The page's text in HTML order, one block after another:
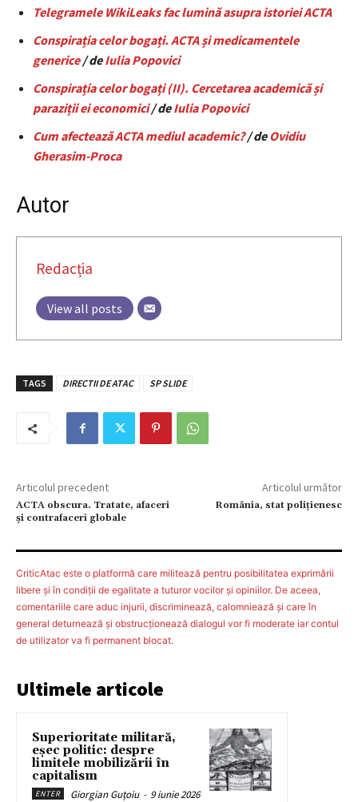
Telegramele WikiLeaks fac lumină asupra istoriei ACTA
Conspirația celor bogați. ACTA și medicamentele
generice/ deIulia Popovici
Conspirația celor bogați (II). Cercetarea academică și
paraziții ei economici/ deIulia Popovici
Cum afectează ACTA mediul academic?/ deOvidiu
Gherasim-Proca
Autor
Redacția
View all posts
TAGS DIRECTII DE ATAC SP SLIDE
Articolul precedent
ACTA obscura. Tratate, afaceri
şi contrafaceri globale
Articolul următor
România, stat polițienesc
CriticAtac este o platformă care militează pentru posibilitatea exprimării
libere şi în condiţii de egalitate a tuturor vocilor şi opiniilor. De aceea,
comentariile care aduc injurii, discriminează, calomniează şi care în
general deturnează şi obstrucţionează dialogul vor fi moderate iar contul
de utilizator va fi permanent blocat.
Ultimele articole
Superioritate militară,
eșec politic: despre
limitele mobilizării în
capitalism
ENTER Giorgian Guțoiu - 9 iunie 2026